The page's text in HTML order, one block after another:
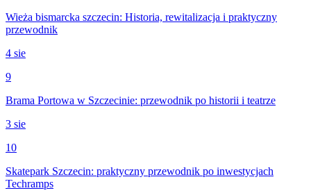
Wieża bismarcka szczecin: Historia, rewitalizacja i praktyczny
przewodnik
4 sie
9
Brama Portowa w Szczecinie: przewodnik po historii i teatrze
3 sie
10
Skatepark Szczecin: praktyczny przewodnik po inwestycjach
Techramps